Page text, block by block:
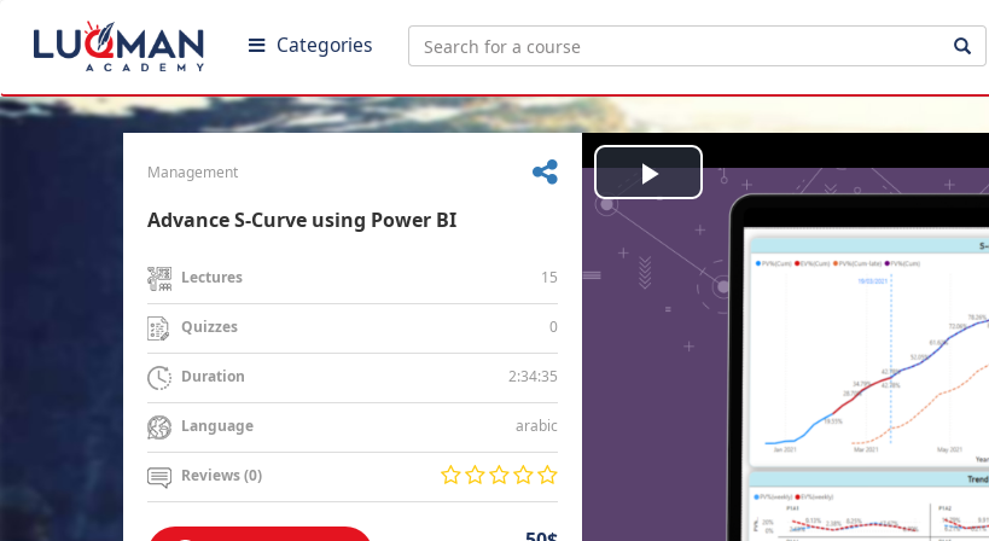
Categories
Management
Advance S-Curve using Power BI
Lectures 15
Quizzes 0
Duration 2:34:35
Language arabic
Reviews (0)
Play
Video